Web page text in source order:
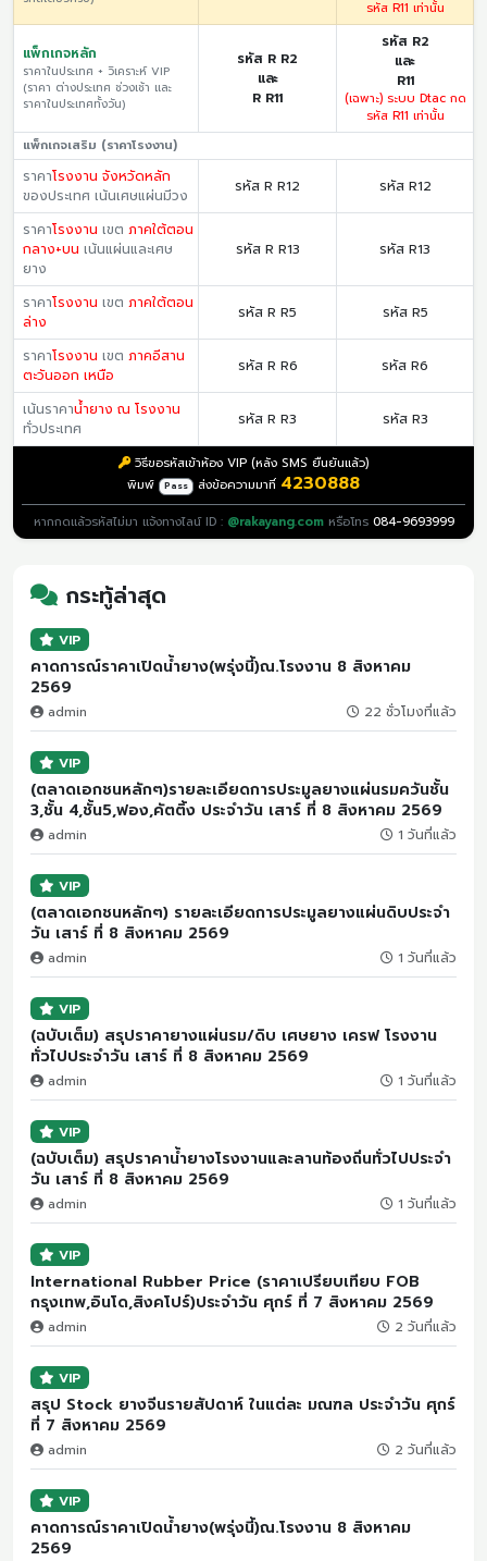
รหัส R11 เท่านั้น
แพ็กเกจหลัก
ราคาในประเทศ + วิเคราะห์ VIP
(ราคา ต่างประเทศ ช่วงเช้า และ
ราคาในประเทศทั้งวัน)
รหัส R R2
และ
R R11
รหัส R2
และ
R11
(เฉพาะ) ระบบ Dtac กด
รหัส R11 เท่านั้น
แพ็กเกจเสริม (ราคาโรงงาน)
ราคาโรงงาน จังหวัดหลัก
ของประเทศ เน้นเศษแผ่นมีวง
รหัส R R12 รหัส R12
ราคาโรงงาน เขต ภาคใต้ตอน
กลาง+บน เน้นแผ่นและเศษ
ยาง
รหัส R R13 รหัส R13
ราคาโรงงาน เขต ภาคใต้ตอน
ล่าง
รหัส R R5 รหัส R5
ราคาโรงงาน เขต ภาคอีสาน
ตะวันออก เหนือ
รหัส R R6 รหัส R6
เน้นราคาน้ำยาง ณ โรงงาน
ทั่วประเทศ
รหัส R R3 รหัส R3
วิธีขอรหัสเข้าห้อง VIP (หลัง SMS ยืนยันแล้ว)
พิมพ์
Pass ส่งข้อความมาที่ 4230888
หากกดแล้วรหัสไม่มา แจ้งทางไลน์ ID : @rakayang.comหรือโทร 084-9693999
กระทู้ล่าสุด
VIP
คาดการณ์ราคาเปิดน้ำยาง(พรุ่งนี้)ณ.โรงงาน 8 สิงหาคม
2569
admin 22 ชั่วโมงที่แล้ว
VIP
(ตลาดเอกชนหลักๆ)รายละเอียดการประมูลยางแผ่นรมควันชั้น
3,ชั้น 4,ชั้น5,ฟอง,คัตติ้ง ประจำวัน เสาร์ ที่ 8 สิงหาคม 2569
admin 1 วันที่แล้ว
VIP
(ตลาดเอกชนหลักๆ) รายละเอียดการประมูลยางแผ่นดิบประจำ
วัน เสาร์ ที่ 8 สิงหาคม 2569
admin 1 วันที่แล้ว
VIP
(ฉบับเต็ม) สรุปราคายางแผ่นรม/ดิบ เศษยาง เครฟ โรงงาน
ทั่วไปประจำวัน เสาร์ ที่ 8 สิงหาคม 2569
admin 1 วันที่แล้ว
VIP
(ฉบับเต็ม) สรุปราคาน้ำยางโรงงานและลานท้องถิ่นทั่วไปประจำ
วัน เสาร์ ที่ 8 สิงหาคม 2569
admin 1 วันที่แล้ว
VIP
International Rubber Price (ราคาเปรียบเทียบ FOB
กรุงเทพ,อินโด,สิงคโปร์)ประจำวัน ศุกร์ ที่ 7 สิงหาคม 2569
admin 2 วันที่แล้ว
VIP
สรุป Stock ยางจีนรายสัปดาห์ ในแต่ละ มณฑล ประจำวัน ศุกร์
ที่ 7 สิงหาคม 2569
admin 2 วันที่แล้ว
VIP
คาดการณ์ราคาเปิดน้ำยาง(พรุ่งนี้)ณ.โรงงาน 8 สิงหาคม
2569